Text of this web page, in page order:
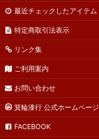
最近チェックしたアイテム
特定商取引法表示
リンク集
ご利用案内
お問い合わせ
箕輪漆行 公式ホームページ
FACEBOOK